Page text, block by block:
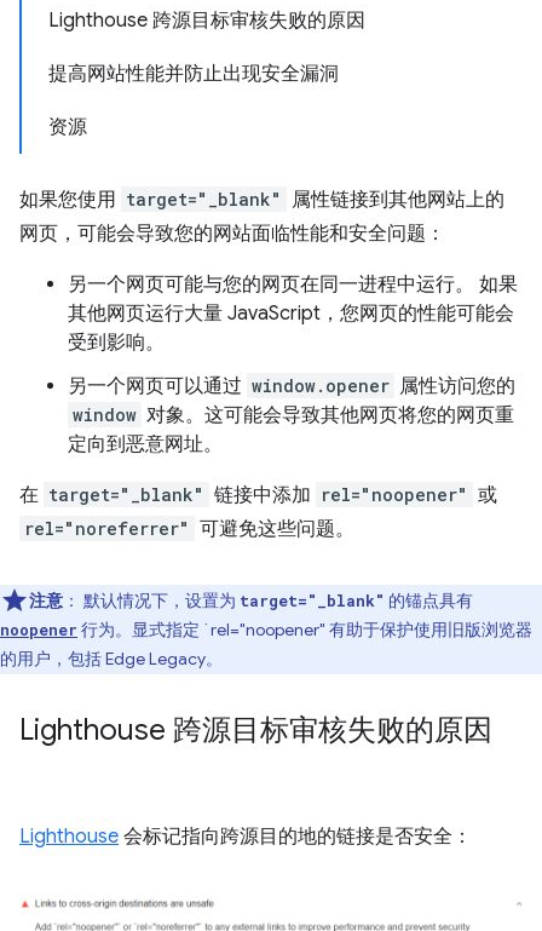
Lighthouse 跨源目标审核失败的原因
提高网站性能并防止出现安全漏洞
资源
如果您使用 target="_blank"
属性链接到其他网站上的
网页，可能会导致您的网站面临性能和安全问题：
另一个网页可能与您的网页在同一进程中运行。 如果
其他网页运行大量 JavaScript，您网页的性能可能会
受到影响。
另一个网页可以通过 window.opener 属性访问您的
window 对象。这可能会导致其他网页将您的网页重
定向到恶意网址。
在 target="_blank" 链接中添加 rel="noopener" 或
rel="noreferrer" 可避免这些问题。
注意 ： 默认情况下，设置为 target="_blank" 的锚点具有
noopener 行为。显式指定 `rel="noopener" 有助于保护使用旧版浏览器
的用户，包括 Edge Legacy。
Lighthouse 跨源目标审核失败的原因
Lighthouse 会标记指向跨源目的地的链接是否安全：